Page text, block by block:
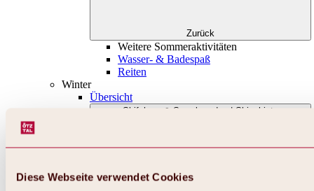
Diese Webseite verwendet Cookies
Zurück
Weitere Sommeraktivitäten
Wasser- & Badespaß
Reiten
Winter
Übersicht
Skifahren & Snowboarden | Skigebiete